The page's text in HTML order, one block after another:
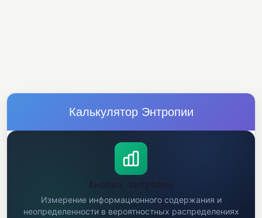
Калькулятор Энтропии
Измерение информационного содержания и
неопределенности в вероятностных распределениях